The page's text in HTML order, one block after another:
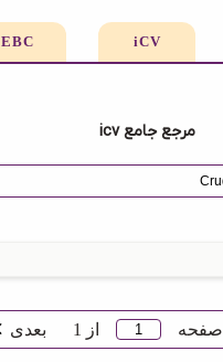
iCV
EBC
مرجع جامع icv
صفحه از 1 بعدی